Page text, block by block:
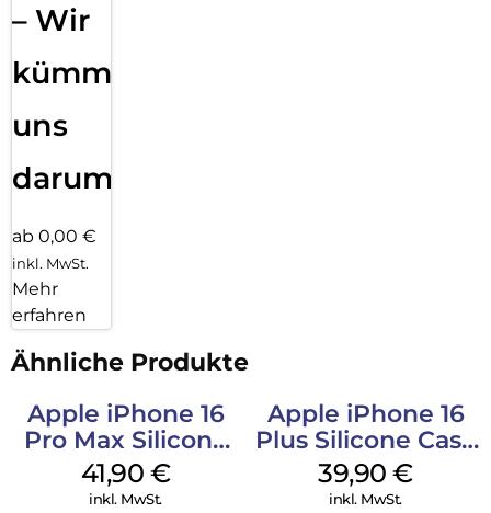
– Wir
kümmern
uns
darum!
ab 0,00 €
inkl. MwSt.
Mehr
erfahren
Ähnliche Produkte
Apple iPhone 16
Pro Max Silicone
Case MagSafe
Ultramarine
41,90 €
inkl. MwSt.
Apple iPhone 16
Plus Silicone Case
MagSafe Plum
39,90€
inkl. MwSt.